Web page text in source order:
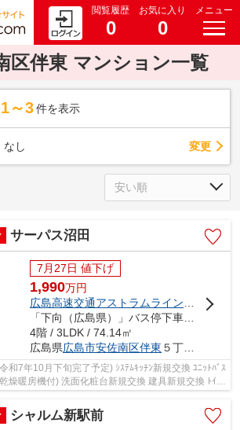
閲覧履歴
0
お気に入り
0
メニュー
区伴東 マンション一覧
1～3 件を表示
なし 変更
サーパス沼田
7月27日 値下げ
1,990万円
広島高速交通アストラムライン
「 伴」駅
「下向（広島県）」バス停下車 徒歩2分
4階 / 3LDK / 74.14㎡
広島県広島市安佐南区伴東 ５丁目6-22
和7年10月下旬完了予定) ｼｽﾃﾑｷｯﾁﾝ新規交換 ﾕﾆｯﾄﾊﾞｽ
燥暖房機付) 洗面化粧台新規交換 建具新規交換 ﾄｲﾚ
シャルム新駅前